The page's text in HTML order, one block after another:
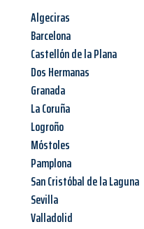
Algeciras
Barcelona
Castellón de la Plana
Dos Hermanas
Granada
La Coruña
Logroño
Móstoles
Pamplona
San Cristóbal de la Laguna
Sevilla
Valladolid